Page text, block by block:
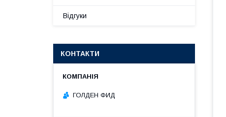
Відгуки
КОНТАКТИ
ГОЛДЕН ФИД